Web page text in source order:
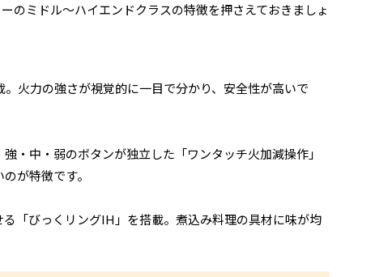
のミドル〜ハイエンドクラスの特徴を押さえておきましょ
火力の強さが視覚的に一目で分かり、安全性が高いで
・中・弱のボタンが独立した「ワンタッチ火加減操作」
が特徴です。
「びっくリングIH」を搭載。煮込み料理の具材に味が均